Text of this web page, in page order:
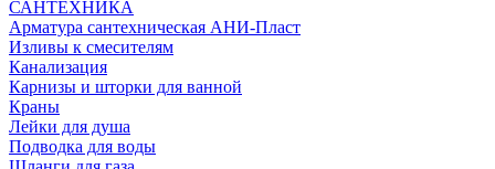
САНТЕХНИКА
Арматура сантехническая АНИ-Пласт
Изливы к смесителям
Канализация
Карнизы и шторки для ванной
Краны
Лейки для душа
Подводка для воды